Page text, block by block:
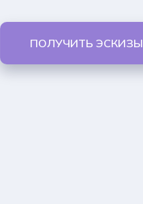
ПОЛУЧИТЬ ЭСКИЗЫ